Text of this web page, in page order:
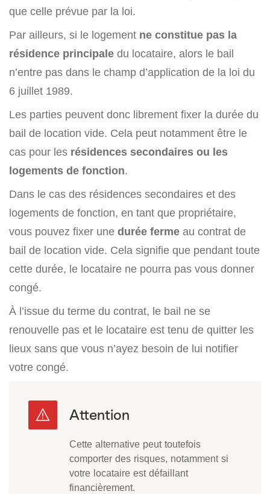
que celle prévue par la loi.
Par ailleurs, si le logement ne constitue pas la
résidence principale du locataire, alors le bail
n’entre pas dans le champ d’application de la loi du
6 juillet 1989.
Les parties peuvent donc librement fixer la durée du
bail de location vide. Cela peut notamment être le
cas pour les résidences secondaires ou les
logements de fonction.
Dans le cas des résidences secondaires et des
logements de fonction, en tant que propriétaire,
vous pouvez fixer une durée ferme au contrat de
bail de location vide. Cela signifie que pendant toute
cette durée, le locataire ne pourra pas vous donner
congé.
À l’issue du terme du contrat, le bail ne se
renouvelle pas et le locataire est tenu de quitter les
lieux sans que vous n’ayez besoin de lui notifier
votre congé.
Cette alternative peut toutefois
comporter des risques, notamment si
votre locataire est défaillant
financièrement.